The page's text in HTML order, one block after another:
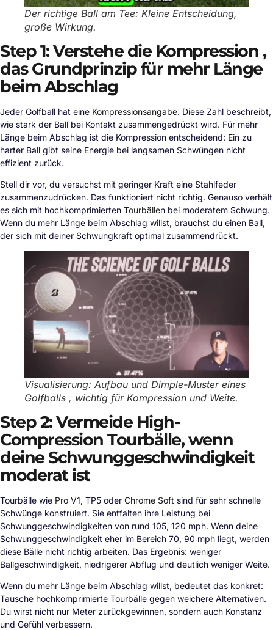
Der richtige Ball am Tee: Kleine Entscheidung,
große Wirkung.
Step 1: Verstehe die Kompression ,
das Grundprinzip für mehr Länge
beim Abschlag
Jeder Golfball hat eine Kompressionsangabe. Diese Zahl beschreibt,
wie stark der Ball bei Kontakt zusammengedrückt wird. Für mehr
Länge beim Abschlag ist die Kompression entscheidend: Ein zu
harter Ball gibt seine Energie bei langsamen Schwüngen nicht
effizient zurück.
Stell dir vor, du versuchst mit geringer Kraft eine Stahlfeder
zusammenzudrücken. Das funktioniert nicht richtig. Genauso verhält
es sich mit hochkomprimierten Tourbällen bei moderatem Schwung.
Wenn du mehr Länge beim Abschlag willst, brauchst du einen Ball,
der sich mit deiner Schwungkraft optimal zusammendrückt.
Visualisierung: Aufbau und Dimple-Muster eines
Golfballs , wichtig für Kompression und Weite.
Step 2: Vermeide High-
Compression Tourbälle, wenn
deine Schwunggeschwindigkeit
moderat ist
Tourbälle wie Pro V1, TP5 oder Chrome Soft sind für sehr schnelle
Schwünge konstruiert. Sie entfalten ihre Leistung bei
Schwunggeschwindigkeiten von rund 105, 120 mph. Wenn deine
Schwunggeschwindigkeit eher im Bereich 70, 90 mph liegt, werden
diese Bälle nicht richtig arbeiten. Das Ergebnis: weniger
Ballgeschwindigkeit, niedrigerer Abflug und deutlich weniger Weite.
Wenn du mehr Länge beim Abschlag willst, bedeutet das konkret:
Tausche hochkomprimierte Tourbälle gegen weichere Alternativen.
Du wirst nicht nur Meter zurückgewinnen, sondern auch Konstanz
und Gefühl verbessern.